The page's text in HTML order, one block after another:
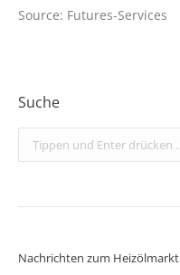
Source: Futures-Services
Suche
Search:
Nachrichten zum Heizölmarkt